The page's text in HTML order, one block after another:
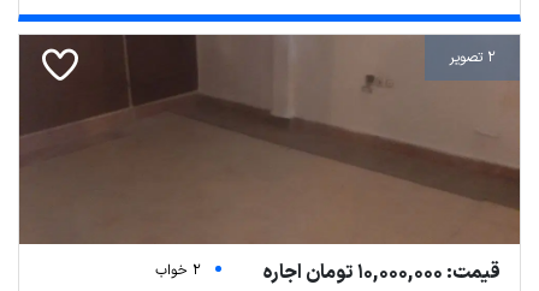
2 تصویر
قیمت: 10,000,000 تومان اجاره
2 خواب